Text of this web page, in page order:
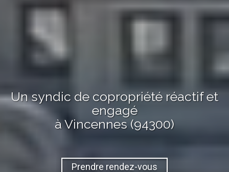
Un syndic de copropriété réactif et
engagé
à Vincennes (94300)
Prendre rendez-vous